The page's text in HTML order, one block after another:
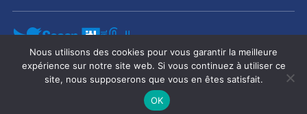
Nous utilisons des cookies pour vous garantir la meilleure
expérience sur notre site web. Si vous continuez à utiliser ce
site, nous supposerons que vous en êtes satisfait.
OK